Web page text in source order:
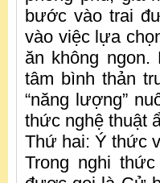
bước vào trai
vào việc lựa
ăn không ngon.
tâm bình thản
“năng lượng”
thức nghệ thuật
Thứ hai: Ý thức
Trong nghi